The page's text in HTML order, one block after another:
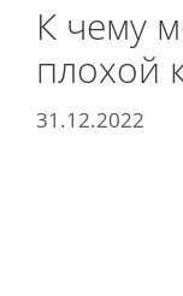
К чему
плохой
31.12.2022